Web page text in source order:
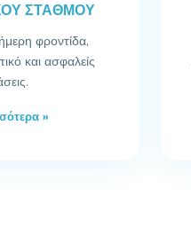
ΣΤΑΘΜΟΥ
φροντίδα,
και ασφαλείς
»